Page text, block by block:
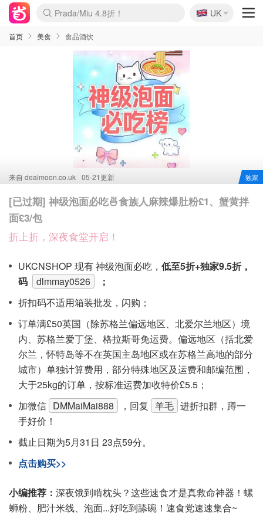
麦卢卡蜂蜜夏促！个位数！
Prada/Miu 4.8折！
啥？必胜客披萨5折！
🇬🇧
UK
首页 美食 食品酒饮
来自 dealmoon.co.uk 05-21更新 独家
[已过期] 神级泡面必吃🍜食族人麻辣爆肚粉£1、蟹黄拌
面£3/包
折上折，深夜食堂开启！
UKCNSHOP 现有 神级泡面必吃， 低至5折+独家9.5折，
码
dlmmay0526
；
折扣码不适用箱装批发，闪购；
订单满£50英国（除苏格兰偏远地区、北爱尔兰地区）境
内、苏格兰爱丁堡、格拉斯哥免运费。偏远地区（括北爱
尔兰，怀特岛等不在英国主岛地区或在苏格兰高地的部分
城市）单独计算费用，部分特殊地区及运费和邮编范围，
大于25kg的订单，按标准运费加收特价£5.5；
加微信 DMMaiMai888 ，回复 羊毛 进折扣群，蹲一
手好价！
截止日期为5月31日 23点59分。
点击购买>>
小编推荐： 深夜饿到啃枕头？这些速食才是真救命神器！螺
蛳粉、肥汁米线、泡面...好吃到舔碗！速食党速速集合~